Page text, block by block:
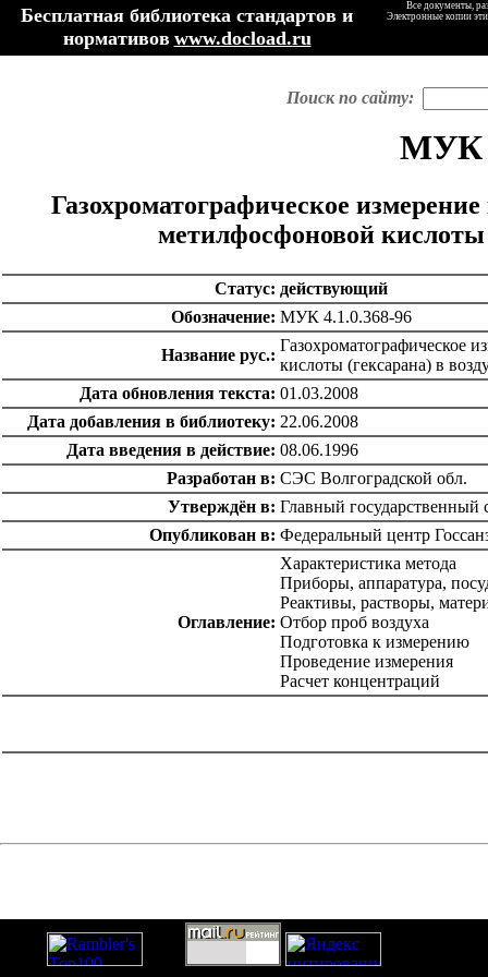
Бесплатная библиотека стандартов и
нормативов www.docload.ru
Все документы,
Электронные копии
Поиск по сайту:
МУК
Газохроматографическое
метилфосфоновой кислоты
Статус: действующий
Обозначение: МУК 4.1.0.368-96
Название рус.:
Газохроматографическое
кислоты (гексарана) в
Дата обновления текста: 01.03.2008
Дата добавления в библиотеку: 22.06.2008
Дата введения в действие: 08.06.1996
Разработан в: СЭС Волгоградской обл.
Утверждён в: Главный
Опубликован в: Федеральный центр
Оглавление:
Характеристика метода
Приборы, аппаратура,
Реактивы, растворы,
Отбор проб воздуха
Подготовка к измерению
Проведение измерения
Расчет концентраций